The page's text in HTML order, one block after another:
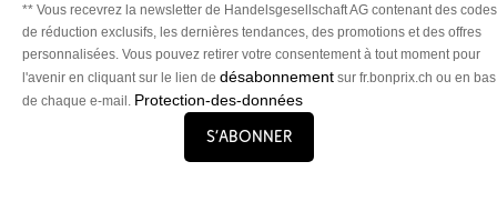
** Vous recevrez la newsletter de Handelsgesellschaft AG contenant des codes
de réduction exclusifs, les dernières tendances, des promotions et des offres
personnalisées. Vous pouvez retirer votre consentement à tout moment pour
l'avenir en cliquant sur le lien de désabonnement sur fr.bonprix.ch ou en bas
de chaque e-mail. Protection-des-données
S’abonner